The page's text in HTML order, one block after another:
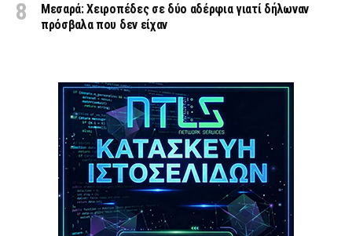
Μεσαρά: Χειροπέδες σε δύο αδέρφια γιατί δήλωναν
πρόσβαλα που δεν είχαν